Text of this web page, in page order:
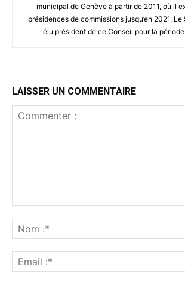
municipal de Genève à partir de 2011, où il
présidences de commissions jusqu’en 2021.
élu président de ce Conseil pour la
LAISSER UN COMMENTAIRE